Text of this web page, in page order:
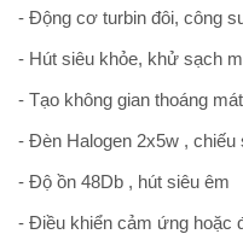
- Động cơ turbin đôi, công
- Hút siêu khỏe, khử sạch
- Tạo không gian thoáng
- Đèn Halogen 2x5w , chiếu
- Độ ồn 48Db , hút siêu êm
- Điều khiển cảm ứng hoặc